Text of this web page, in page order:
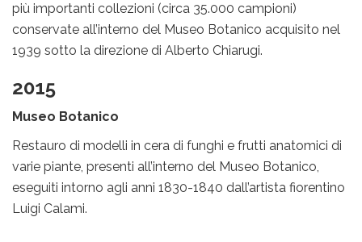
più importanti collezioni (circa 35.000 campioni)
conservate all’interno del Museo Botanico acquisito nel
1939 sotto la direzione di Alberto Chiarugi.
2015
Museo Botanico
Restauro di modelli in cera di funghi e frutti anatomici di
varie piante, presenti all’interno del Museo Botanico,
eseguiti intorno agli anni 1830-1840 dall’artista fiorentino
Luigi Calami.